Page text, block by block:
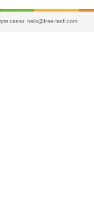
связи: hello@free-testi.com.